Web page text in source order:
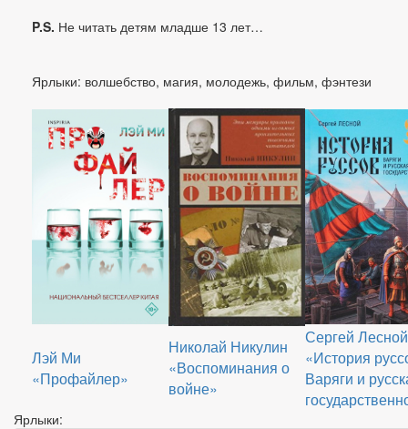
P.S. Не читать детям младше 13 лет…
Ярлыки: волшебство, магия, молодежь, фильм, фэнтези
Лэй Ми
«Профайлер»
Николай Никулин
«Воспоминания о
войне»
Сергей Лесной
«История
Варяги и
Ярлыки: